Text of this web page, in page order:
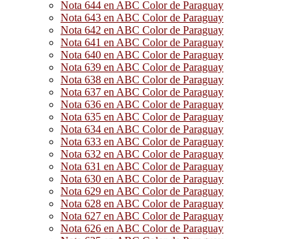
Nota 644 en ABC Color de Paraguay
Nota 643 en ABC Color de Paraguay
Nota 642 en ABC Color de Paraguay
Nota 641 en ABC Color de Paraguay
Nota 640 en ABC Color de Paraguay
Nota 639 en ABC Color de Paraguay
Nota 638 en ABC Color de Paraguay
Nota 637 en ABC Color de Paraguay
Nota 636 en ABC Color de Paraguay
Nota 635 en ABC Color de Paraguay
Nota 634 en ABC Color de Paraguay
Nota 633 en ABC Color de Paraguay
Nota 632 en ABC Color de Paraguay
Nota 631 en ABC Color de Paraguay
Nota 630 en ABC Color de Paraguay
Nota 629 en ABC Color de Paraguay
Nota 628 en ABC Color de Paraguay
Nota 627 en ABC Color de Paraguay
Nota 626 en ABC Color de Paraguay